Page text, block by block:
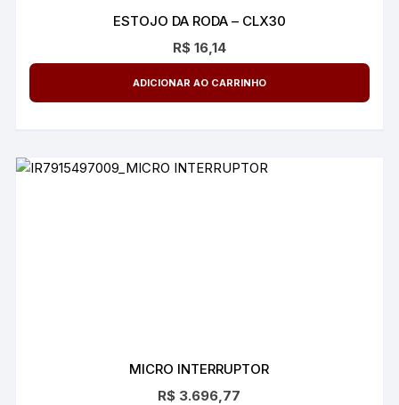
ESTOJO DA RODA – CLX30
R$16,14
ADICIONAR AO CARRINHO
MICRO INTERRUPTOR
R$ 3.696,77